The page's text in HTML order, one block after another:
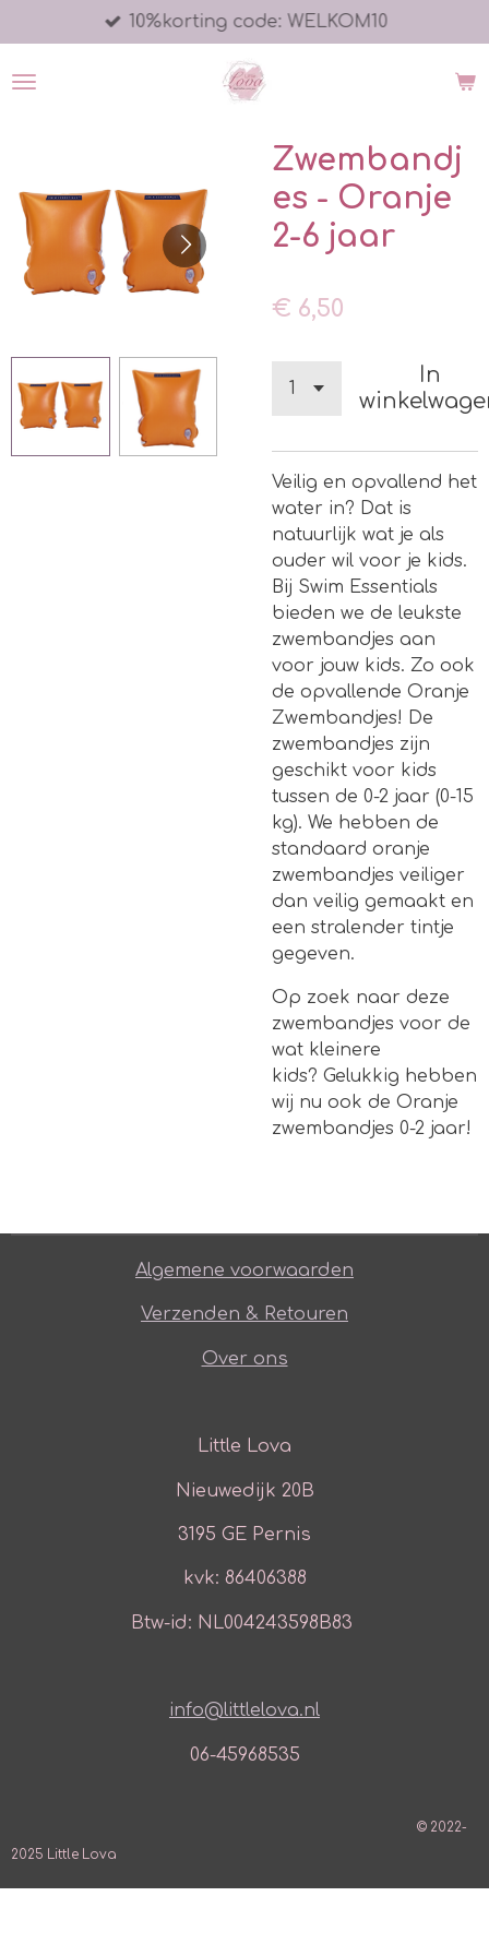
direct
naar
10%korting code: WELKOM10
Zwembandj
es - Oranje
2-6 jaar
€ 6,50
In
Veilig en opvallend het
water in? Dat is
natuurlijk wat je als
ouder wil voor je kids.
Bij Swim Essentials
bieden we de leukste
zwembandjes aan
voor jouw kids. Zo ook
de opvallende Oranje
Zwembandjes! De
zwembandjes zijn
geschikt voor kids
tussen de 0-2 jaar (0-15
kg). We hebben de
standaard oranje
zwembandjes veiliger
dan veilig gemaakt en
een stralender tintje
gegeven.
Op zoek naar deze
zwembandjes voor de
wat kleinere
kids? Gelukkig hebben
wij nu ook de Oranje
zwembandjes 0-2 jaar!
Algemene voorwaarden
Verzenden & Retouren
Over ons
Little Lova
Nieuwedijk 20B
3195 GE Pernis
kvk: 86406388
Btw-id: NL004243598B83
info@littlelova.nl
06-45968535
© 2022-
2025 Little Lova